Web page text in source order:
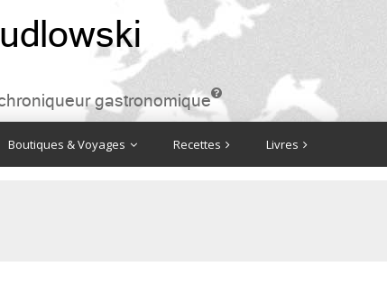
gastronomique

Boutiques & Voyages Recettes Livres